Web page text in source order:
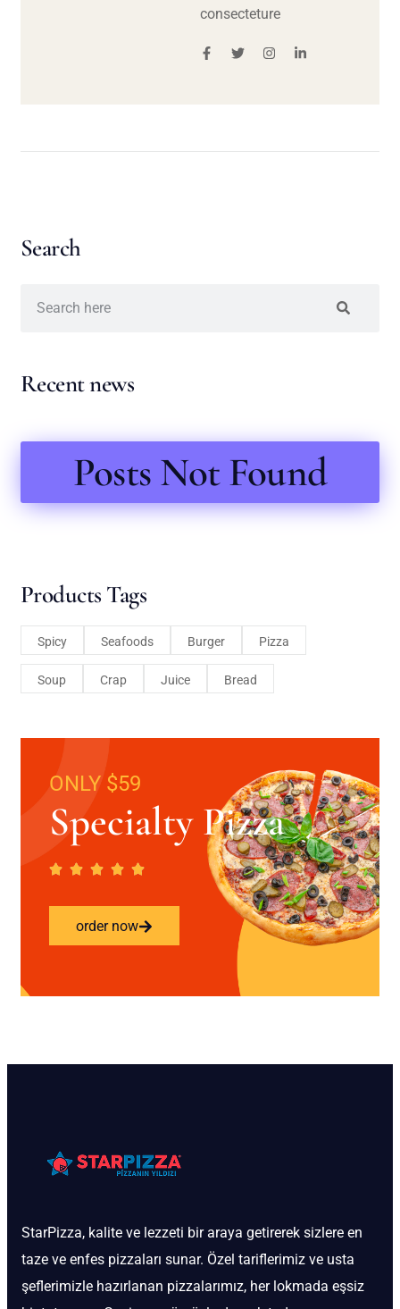
consecteture
Search
Recent news
Posts Not Found
Products Tags
Spicy Seafoods Burger Pizza
Soup Crap Juice Bread
ONLY $59
Specialty Pizza
order now
StarPizza, kalite ve lezzeti bir araya getirerek sizlere en
taze ve enfes pizzaları sunar. Özel tariflerimiz ve usta
şeflerimizle hazırlanan pizzalarımız, her lokmada eşsiz